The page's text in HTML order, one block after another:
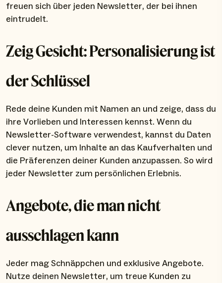
freuen sich über jeden Newsletter, der bei ihnen
eintrudelt.
Zeig Gesicht: Personalisierung ist
der Schlüssel
Rede deine Kunden mit Namen an und zeige, dass du
ihre Vorlieben und Interessen kennst. Wenn du
Newsletter-Software verwendest, kannst du Daten
clever nutzen, um Inhalte an das Kaufverhalten und
die Präferenzen deiner Kunden anzupassen. So wird
jeder Newsletter zum persönlichen Erlebnis.
Angebote, die man nicht
ausschlagen kann
Jeder mag Schnäppchen und exklusive Angebote.
Nutze deinen Newsletter, um treue Kunden zu